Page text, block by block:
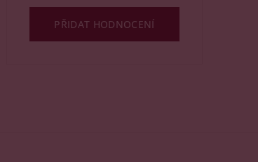
PŘIDAT HODNOCENÍ